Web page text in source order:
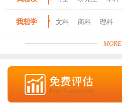
我想学 文科 商科 理科
MORE